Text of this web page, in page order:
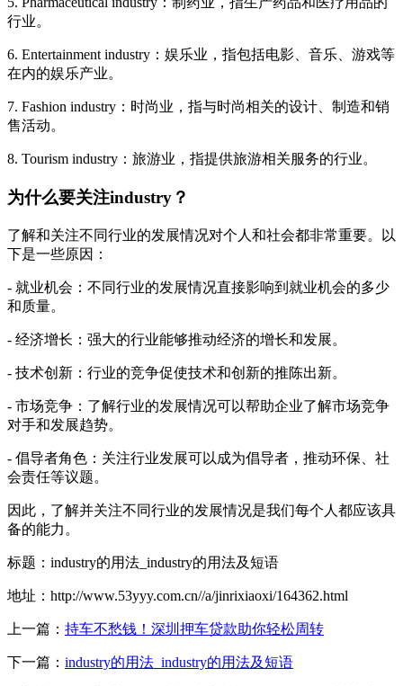
行业。
6. Entertainment industry：娱乐业，指包括电影、音乐、游戏等
在内的娱乐产业。
7. Fashion industry：时尚业，指与时尚相关的设计、制造和销
售活动。
8. Tourism industry：旅游业，指提供旅游相关服务的行业。
为什么要关注industry？
了解和关注不同行业的发展情况对个人和社会都非常重要。以
下是一些原因：
- 就业机会：不同行业的发展情况直接影响到就业机会的多少
和质量。
- 经济增长：强大的行业能够推动经济的增长和发展。
- 技术创新：行业的竞争促使技术和创新的推陈出新。
- 市场竞争：了解行业的发展情况可以帮助企业了解市场竞争
对手和发展趋势。
- 倡导者角色：关注行业发展可以成为倡导者，推动环保、社
会责任等议题。
因此，了解并关注不同行业的发展情况是我们每个人都应该具
备的能力。
标题：industry的用法_industry的用法及短语
地址：http://www.53yyy.com.cn//a/jinrixiaoxi/164362.html
上一篇： 持车不愁钱！深圳押车贷款助你轻松周转
下一篇： industry的用法_industry的用法及短语